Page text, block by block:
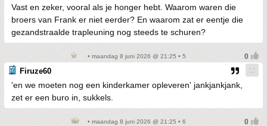
Vast en zeker, vooral als je honger hebt. Waarom waren die
broers van Frank er niet eerder? En waarom zat er eentje die
gezandstraalde trapleuning nog steeds te schuren?
• maandag 8 juni 2026 @ 21:25 • 5
Firuze60
'en we moeten nog een kinderkamer opleveren' jankjankjank,
zet er een buro in, sukkels.
• maandag 8 juni 2026 @ 21:25 • 6